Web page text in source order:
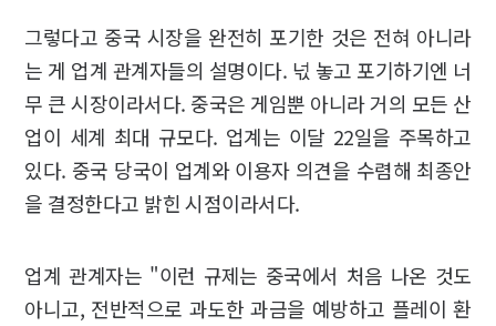
그렇다고 중국 시장을 완전히 포기한 것은 전혀 아니라
는 게 업계 관계자들의 설명이다. 넋 놓고 포기하기엔 너
무 큰 시장이라서다. 중국은 게임뿐 아니라 거의 모든 산
업이 세계 최대 규모다. 업계는 이달 22일을 주목하고
있다. 중국 당국이 업계와 이용자 의견을 수렴해 최종안
을 결정한다고 밝힌 시점이라서다.
업계 관계자는 "이런 규제는 중국에서 처음 나온 것도
아니고, 전반적으로 과도한 과금을 예방하고 플레이 환